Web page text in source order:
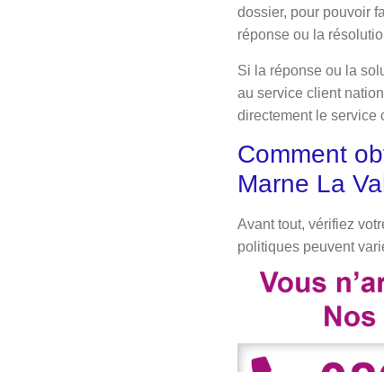
dossier, pour pouvoir
réponse ou la
Si la réponse ou la
au service client
directement le service
Comment
Marne La
Avant tout, vérifiez
politiques peuvent